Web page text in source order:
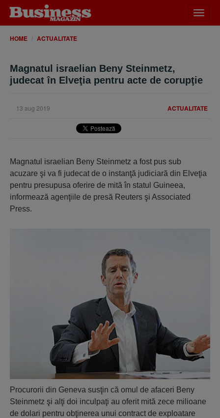
meniu
HOME ACTUALITATE
Magnatul israelian Beny Steinmetz,
judecat în Elveţia pentru acte de corupţie
ACTUALITATE
13 aug 2019
Magnatul israelian Beny Steinmetz a fost pus sub
acuzare şi va fi judecat de o instanţă judiciară din Elveţia
pentru presupusa oferire de mită în statul Guineea,
informează agenţiile de presă Reuters şi Associated
Press.
Procurorii din Geneva susţin că omul de afaceri Beny
Steinmetz şi alţi doi inculpaţi au oferit mită zece milioane
de dolari pentru obţinerea unui contract de exploatare